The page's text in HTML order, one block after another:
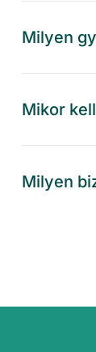
Milyen
Mikor
Milyen